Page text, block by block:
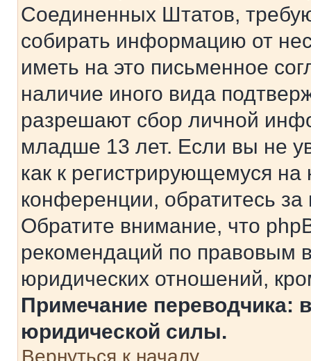
Соединенных Штатов,
собирать информацию от
иметь на это письменное
наличие иного вида
разрешают сбор личной
младше 13 лет. Если вы не
как к регистрирующемуся
конференции, обратитесь
Обратите внимание, что
рекомендаций по правовым
юридических отношений,
Примечание переводчика:
юридической силы.
Вернуться к началу